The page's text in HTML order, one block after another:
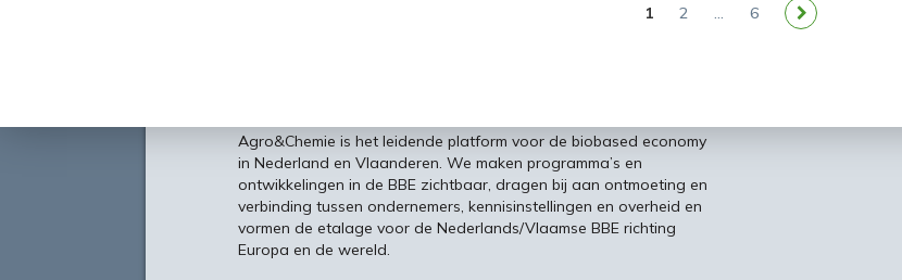
1 2 6
Agro&Chemie is het leidende platform voor de biobased economy
in Nederland en Vlaanderen. We maken programma’s en
ontwikkelingen in de BBE zichtbaar, dragen bij aan ontmoeting en
verbinding tussen ondernemers, kennisinstellingen en overheid en
vormen de etalage voor de Nederlands/Vlaamse BBE richting
Europa en de wereld.